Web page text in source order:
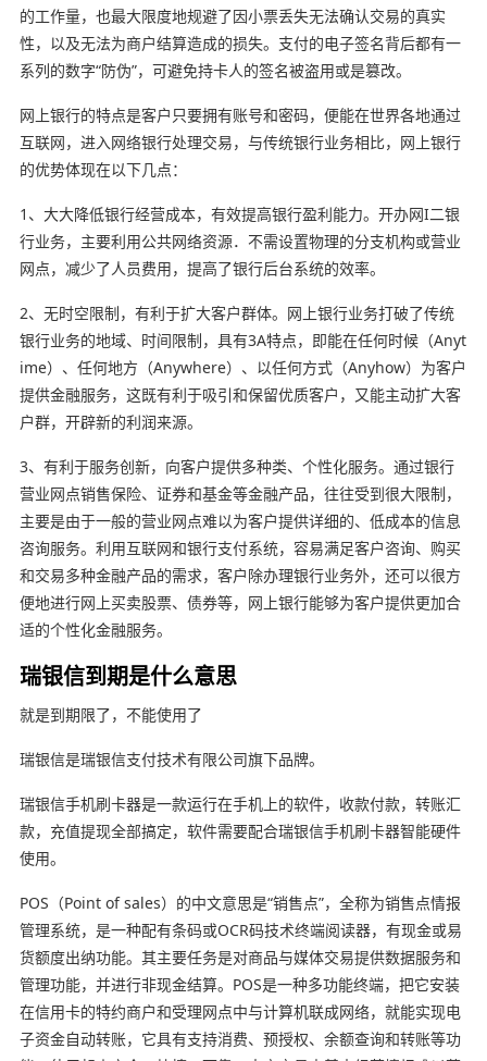
的工作量，也最大限度地规避了因小票丢失无法确认交易的真实
性，以及无法为商户结算造成的损失。支付的电子签名背后都有一
系列的数字“防伪”，可避免持卡人的签名被盗用或是篡改。
网上银行的特点是客户只要拥有账号和密码，便能在世界各地通过
互联网，进入网络银行处理交易，与传统银行业务相比，网上银行
的优势体现在以下几点：
1、大大降低银行经营成本，有效提高银行盈利能力。开办网I二银
行业务，主要利用公共网络资源．不需设置物理的分支机构或营业
网点，减少了人员费用，提高了银行后台系统的效率。
2、无时空限制，有利于扩大客户群体。网上银行业务打破了传统
银行业务的地域、时间限制，具有3A特点，即能在任何时候（Anyt
ime）、任何地方（Anywhere）、以任何方式（Anyhow）为客户
提供金融服务，这既有利于吸引和保留优质客户，又能主动扩大客
户群，开辟新的利润来源。
3、有利于服务创新，向客户提供多种类、个性化服务。通过银行
营业网点销售保险、证券和基金等金融产品，往往受到很大限制，
主要是由于一般的营业网点难以为客户提供详细的、低成本的信息
咨询服务。利用互联网和银行支付系统，容易满足客户咨询、购买
和交易多种金融产品的需求，客户除办理银行业务外，还可以很方
便地进行网上买卖股票、债券等，网上银行能够为客户提供更加合
适的个性化金融服务。
瑞银信到期是什么意思
就是到期限了，不能使用了
瑞银信是瑞银信支付技术有限公司旗下品牌。
瑞银信手机刷卡器是一款运行在手机上的软件，收款付款，转账汇
款，充值提现全部搞定，软件需要配合瑞银信手机刷卡器智能硬件
使用。
POS（Point of sales）的中文意思是“销售点”，全称为销售点情报
管理系统，是一种配有条码或OCR码技术终端阅读器，有现金或易
货额度出纳功能。其主要任务是对商品与媒体交易提供数据服务和
管理功能，并进行非现金结算。POS是一种多功能终端，把它安装
在信用卡的特约商户和受理网点中与计算机联成网络，就能实现电
子资金自动转账，它具有支持消费、预授权、余额查询和转账等功